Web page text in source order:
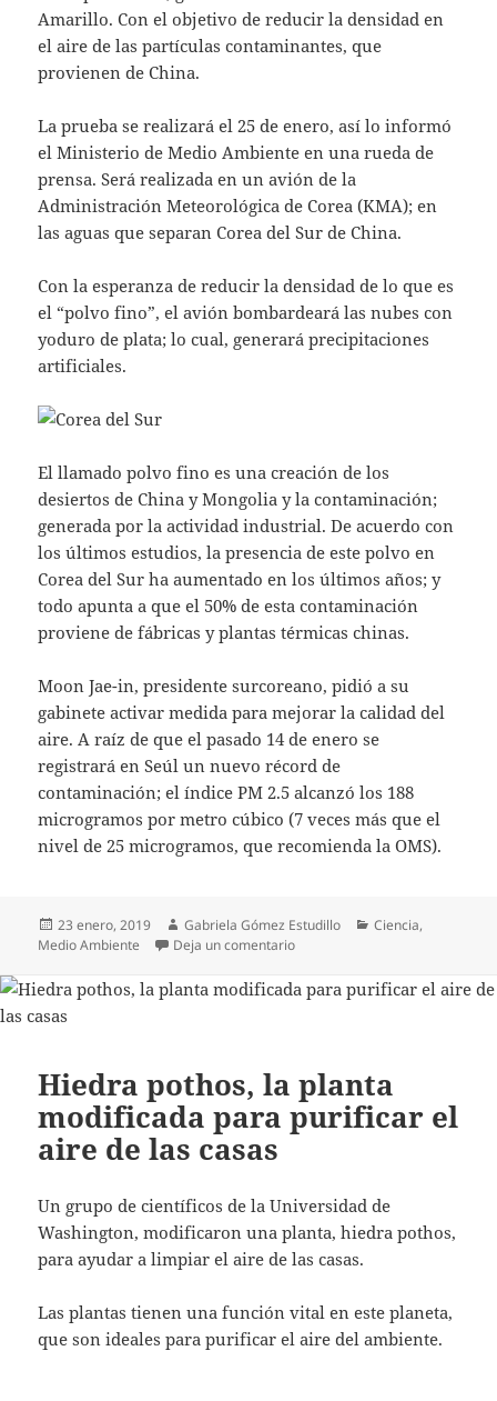
Amarillo. Con el objetivo de reducir la densidad en
el aire de las partículas contaminantes, que
provienen de China.
La prueba se realizará el 25 de enero, así lo informó
el Ministerio de Medio Ambiente en una rueda de
prensa. Será realizada en un avión de la
Administración Meteorológica de Corea (KMA); en
las aguas que separan Corea del Sur de China.
Con la esperanza de reducir la densidad de lo que es
el “polvo fino”, el avión bombardeará las nubes con
yoduro de plata; lo cual, generará precipitaciones
artificiales.
El llamado polvo fino es una creación de los
desiertos de China y Mongolia y la contaminación;
generada por la actividad industrial. De acuerdo con
los últimos estudios, la presencia de este polvo en
Corea del Sur ha aumentado en los últimos años; y
todo apunta a que el 50% de esta contaminación
proviene de fábricas y plantas térmicas chinas.
Moon Jae-in, presidente surcoreano, pidió a su
gabinete activar medida para mejorar la calidad del
aire. A raíz de que el pasado 14 de enero se
registrará en Seúl un nuevo récord de
contaminación; el índice PM 2.5 alcanzó los 188
microgramos por metro cúbico (7 veces más que el
nivel de 25 microgramos, que recomienda la OMS).
Publicado
el
23 enero, 2019 Autor
Gabriela Gómez Estudillo Categorías
Ciencia,
Medio Ambiente
Deja un comentarioen Corea del Sur provocará
Hiedra pothos, la planta
modificada para purificar el
aire de las casas
Un grupo de científicos de la Universidad de
Washington, modificaron una planta, hiedra pothos,
para ayudar a limpiar el aire de las casas.
Las plantas tienen una función vital en este planeta,
que son ideales para purificar el aire del ambiente.